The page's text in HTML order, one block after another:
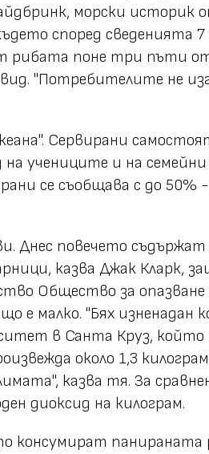
морски
според сведенията
рибата поне три пъти
"Потребителите не
Сервирани
учениците и на семейни
се съобщава с до
Днес повечето
казва Джак Кларк,
Общество за опазване
малко. "Бях изненадан
в Санта Круз,
около 1,3
казва тя. За
диоксид на килограм.
консумират